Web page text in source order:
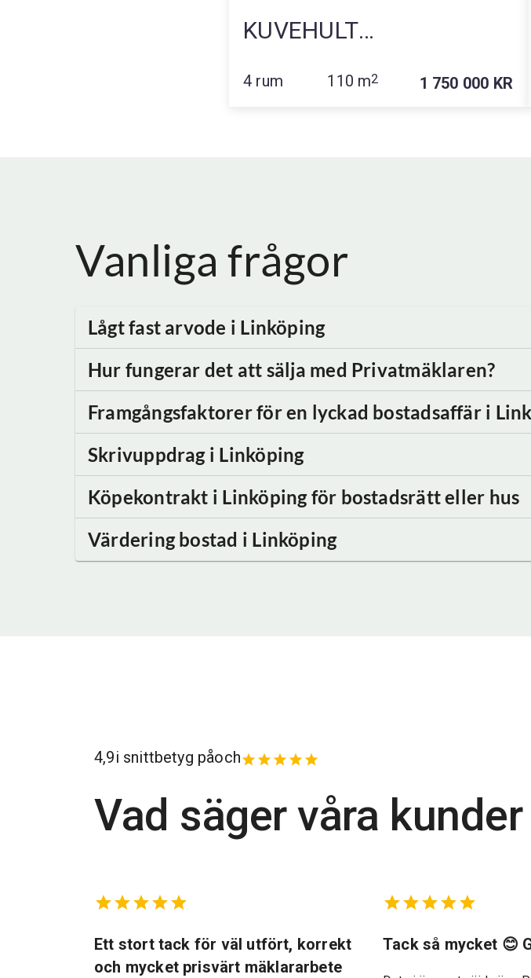
KUVEHULT
4 rum 110 m2 1 750 000 KR
Vanliga frågor
Lågt fast arvode i Linköping
Hur fungerar det att sälja med Privatmäklaren?
Framgångsfaktorer för en lyckad bostadsaffär i
Skrivuppdrag i Linköping
Köpekontrakt i Linköpingför bostadsrätt eller hus
Värdering bostad i Linköping
4,9i snittbetyg påoch
Vad säger våra kunder
Ett stort tack för väl utfört, korrekt
och mycket prisvärt mäklararbete
Tack så mycket 😊